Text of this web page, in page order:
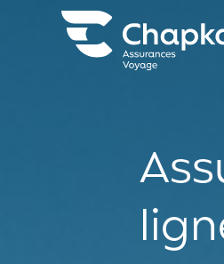
Aller directement au contenu
Chapka